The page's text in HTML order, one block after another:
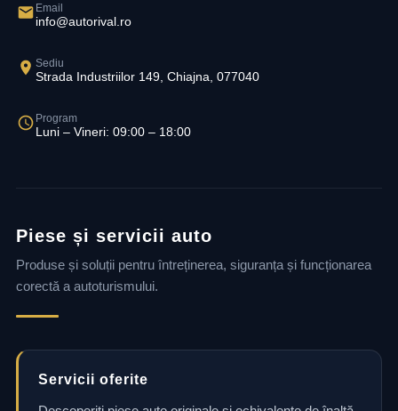
Email
info@autorival.ro
Sediu
Strada Industriilor 149, Chiajna, 077040
Program
Luni – Vineri: 09:00 – 18:00
Piese și servicii auto
Produse și soluții pentru întreținerea, siguranța și funcționarea
corectă a autoturismului.
Servicii oferite